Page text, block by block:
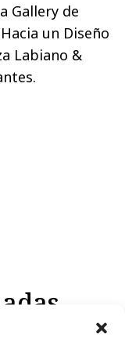
Gallery de
un Diseño
Labiano &